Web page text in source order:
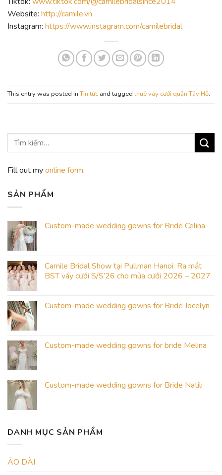
Website: http://camile.vn
Instagram: https://www.instagram.com/camilebridal
This entry was posted inTin tức and taggedthuê váy cưới quận Tây Hồ.
Fill out myonline form.
SẢN PHẨM
Custom-made wedding gowns for Bride Celina
Camile Bridal Show tại Pullman Hanoi: Ra mắt
BST váy cưới S/S’26 cho mùa cưới 2026 – 2027
Custom-made wedding gowns for Bride Jocelyn
Custom-made wedding gowns for bride Melina
Custom-made wedding gowns for Bride Natili
DANH MỤC SẢN PHẨM
ÁO DÀI